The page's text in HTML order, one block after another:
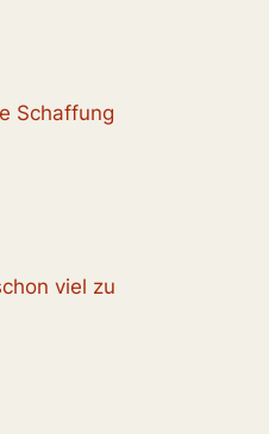
Schaffung
viel zu